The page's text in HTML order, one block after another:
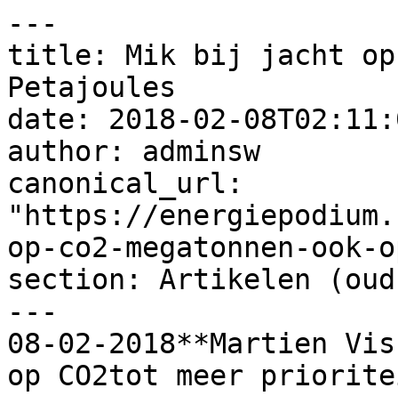
---
title: Mik bij jacht op
Petajoules
date: 2018-02-
author: adminsw
canonical_url:
"https://
op-co2-megatonnen-
section: Artikelen
---
08-02-2018**Martien
op CO2tot meer